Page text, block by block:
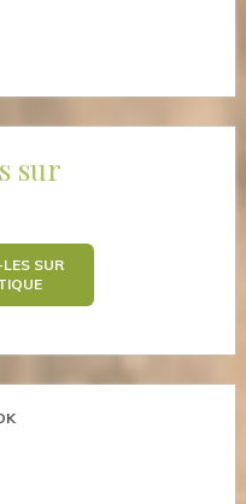
sur
SUR